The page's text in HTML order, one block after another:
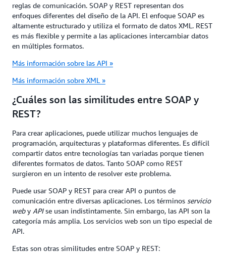
reglas de comunicación. SOAP y REST representan dos
enfoques diferentes del diseño de la API. El enfoque SOAP es
altamente estructurado y utiliza el formato de datos XML. REST
es más flexible y permite a las aplicaciones intercambiar datos
en múltiples formatos.
Más información sobre las API »
Más información sobre XML »
¿Cuáles son las similitudes entre SOAP y
REST?
Para crear aplicaciones, puede utilizar muchos lenguajes de
programación, arquitecturas y plataformas diferentes. Es difícil
compartir datos entre tecnologías tan variadas porque tienen
diferentes formatos de datos. Tanto SOAP como REST
surgieron en un intento de resolver este problema.
Puede usar SOAP y REST para crear API o puntos de
comunicación entre diversas aplicaciones. Los términos servicio
weby APIse usan indistintamente. Sin embargo, las API son la
categoría más amplia. Los servicios web son un tipo especial de
API.
Estas son otras similitudes entre SOAP y REST: